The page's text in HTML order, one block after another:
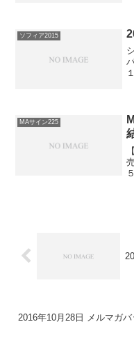
ソフィア2015
MAサイン225
2016年10月28日 メルマガ